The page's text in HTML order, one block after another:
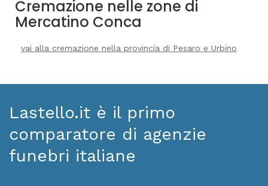
Cremazione nelle zone di
Mercatino Conca
vai alla cremazione nella provincia di Pesaro e Urbino
Lastello.it è il primo
comparatore di agenzie
funebri italiane